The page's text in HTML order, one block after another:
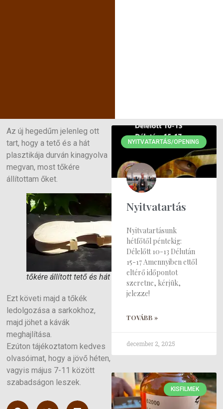
Az új hegedűm jelenleg ott
tart, hogy a tető és a hát
plasztikája durván kinagyolva
megvan, most tőkére
állítottam őket.
tőkére állított tető és hát
Ezt követi majd a tőkék
ledolgozása a sarkokhoz,
majd jöhet a kávák
meghajlítása.
Ezúton tájékoztatom kedves
olvasóimat, hogy a jövő héten,
vagyis május 7-11 között
szabadságon leszek.
NYITVATARTÁS/OPENING
Nyitvatartás
Nyitvatartásunk
hétfőtől péntekig:
Délelőtt 10-13 Délután
15-17 Amennyiben ettől
eltérő időpontot
szeretne, kérjük,
jelezze!
TOVÁBB »
december 2, 2025
KISFILMEK